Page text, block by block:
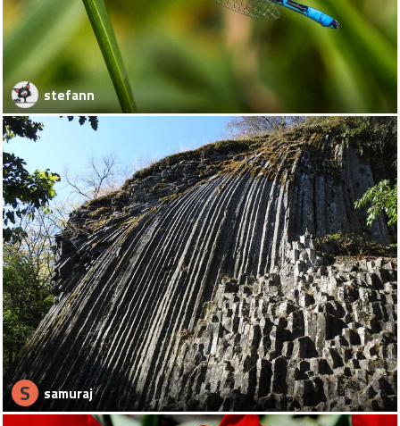
stefann
S samuraj